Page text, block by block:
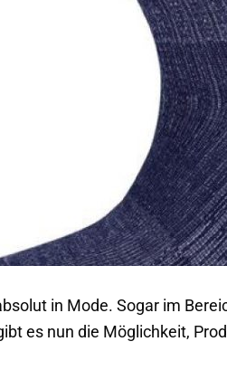
in Mode. Sogar im
es nun die Möglichkeit,